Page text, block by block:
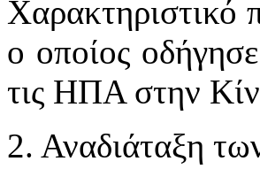
Χαρακτηριστικό
ο οποίος
τις ΗΠΑ στην
2. Αναδιάταξη